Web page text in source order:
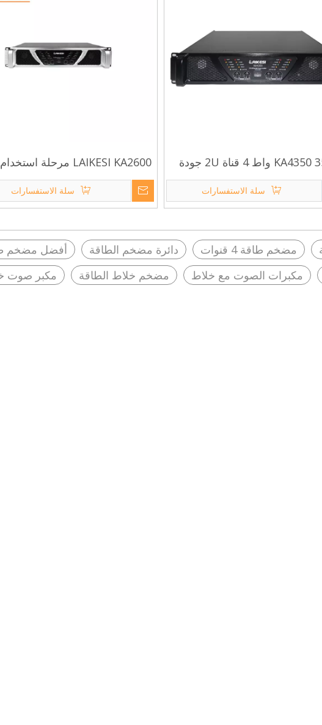
واط مكبر كهربائي احترافي
سلة الاستفسارات
KA4350 350 واط 4 قناة 2U جودة
عالية منخفضة التكلفة مضخم
الصوت/hifi ستيريو كاريوكي الصوت
سلة الاستفسارات
أفضل مضخم دائرة مضخم الطاقة مضخم طاقة 4 قنوات
مكبر صوت
مضخم خلاط الطاقة مكبرات الصوت مع خلاط